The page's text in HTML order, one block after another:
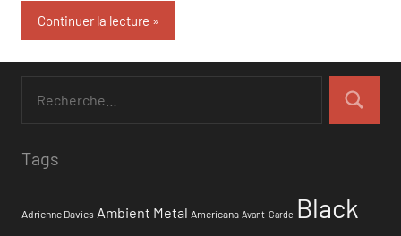
Continuer la lecture
Tags
Adrienne Davies Ambient Metal Americana Avant-Garde Black